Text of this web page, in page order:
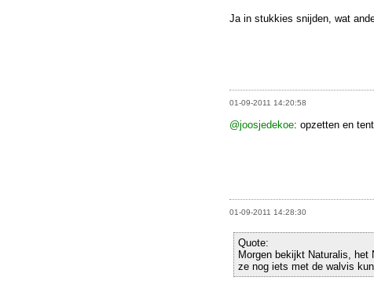
Ja in stukkies snijden, wat
01-09-2011 14:20:58
@joosjedekoe: opzetten en
01-09-2011 14:28:30
Quote:
Morgen bekijkt Naturalis,
ze nog iets met de walvis